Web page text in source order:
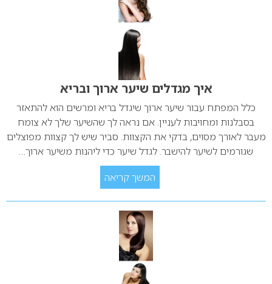
איך מגדלים שיער ארוך ובריא
כלל המפתח עבור שיער ארוך שיגדל בריא ומרשים הוא להתאזר
בסבלנות ומחויבות לעניין. אם נראה לך שהשיער שלך לא צומח
מעבר לאורך מסוים, בדקי את הקצוות. סביר שיש לך קצוות מפוצלים
שגורמים לשיער להישבר. לגדל שיער כדי ליהנות משיער ארוך…
המשך קריאה